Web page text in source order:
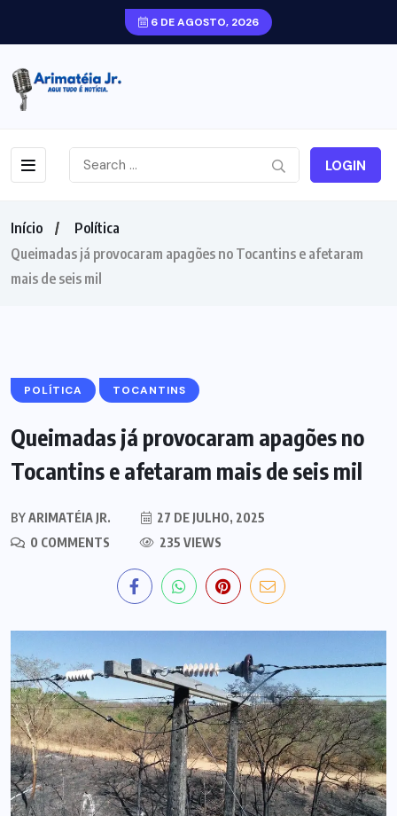
6 DE AGOSTO, 2026
LOGIN
Início
Política
Queimadas já provocaram apagões no Tocantins e afetaram
mais de seis mil
POLÍTICA TOCANTINS
Queimadas já provocaram apagões no
Tocantins e afetaram mais de seis mil
BYARIMATÉIA JR.
27 DE JULHO, 2025
0 COMMENTS
235 VIEWS